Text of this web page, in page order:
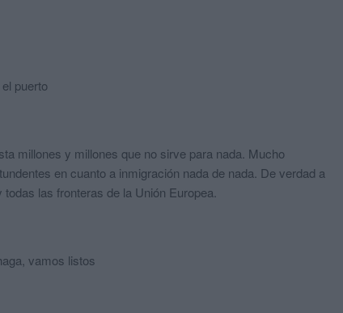
puerto
millones y millones que no sirve para nada. Mucho
en cuanto a inmigración nada de nada. De verdad a
las fronteras de la Unión Europea.
vamos listos